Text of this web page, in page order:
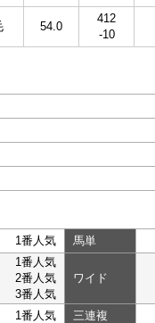
54.0
412
-10
1番人気 馬単
1番人気
2番人気
3番人気
ワイド
1番人気 三連複